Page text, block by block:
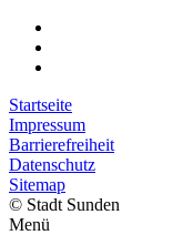
Startseite
Impressum
Barrierefreiheit
Datenschutz
Sitemap
© Stadt Sunden
Menü